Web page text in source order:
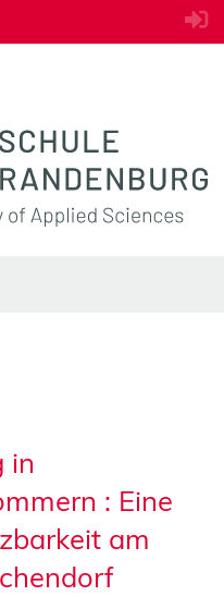
in
: Eine
am